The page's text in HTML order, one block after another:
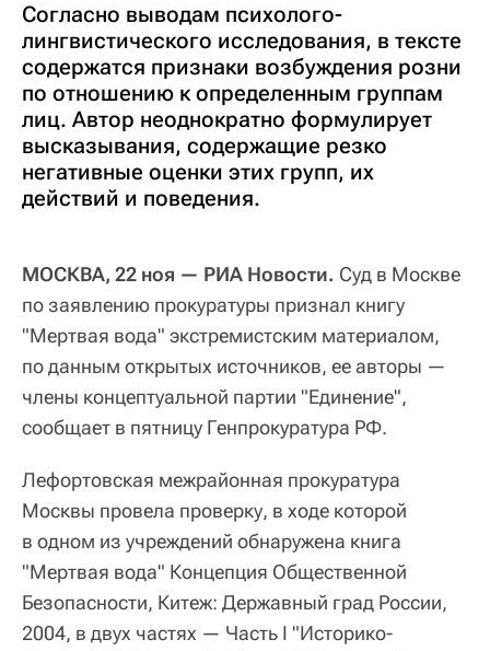
Согласно выводам психолого-
лингвистического исследования, в тексте
содержатся признаки возбуждения розни
по отношению к определенным группам
лиц. Автор неоднократно формулирует
высказывания, содержащие резко
негативные оценки этих групп, их
действий и поведения.
МОСКВА, 22 ноя — РИА Новости. Суд в Москве
по заявлению прокуратуры признал книгу
"Мертвая вода" экстремистским материалом,
по данным открытых источников, ее авторы —
члены концептуальной партии "Единение",
сообщает в пятницу Генпрокуратура РФ.
Лефортовская межрайонная прокуратура
Москвы провела проверку, в ходе которой
в одном из учреждений обнаружена книга
"Мертвая вода" Концепция Общественной
Безопасности, Китеж: Державный град России,
2004, в двух частях — Часть I "Историко-